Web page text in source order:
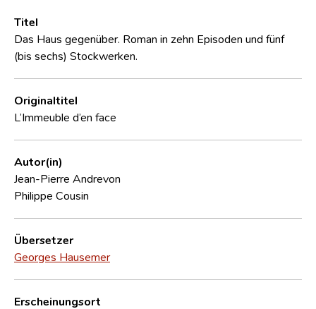
CNL
Forschungsgruppe
Titel
Das Haus gegenüber. Roman in zehn Episoden und fünf
(bis sechs) Stockwerken.
Originaltitel
L’Immeuble d’en face
Autor(in)
Jean-Pierre Andrevon
Philippe Cousin
Übersetzer
Georges Hausemer
Erscheinungsort